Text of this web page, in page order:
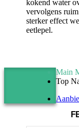
kokend water
vervolgens
sterker effect
eetlepel.
Main
Top